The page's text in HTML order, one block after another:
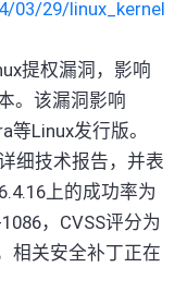
03/29/linux_kernel
提权漏洞，影响
。该漏洞影响
等Linux发行版。
细技术报告，并表
上的成功率为
，CVSS评分为
相关安全补丁正在